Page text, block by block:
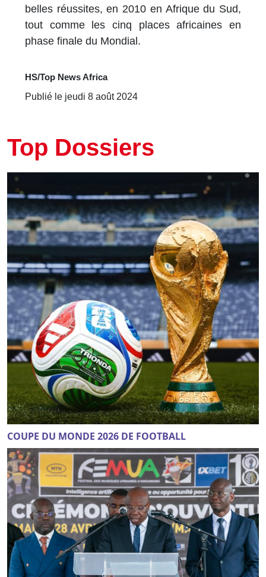
belles réussites, en 2010 en Afrique du Sud,
tout comme les cinq places africaines en
phase finale du Mondial.
HS/Top News Africa
Publié le jeudi 8 août 2024
Top Dossiers
COUPE DU MONDE 2026 DE FOOTBALL